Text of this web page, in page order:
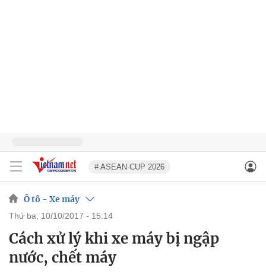
# ASEAN CUP 2026
Ô tô - Xe máy
thứ ba, 10/10/2017 - 15:14
Cách xử lý khi xe máy bị ngập
nước, chết máy